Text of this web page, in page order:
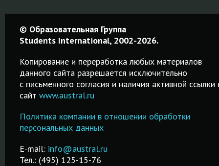
Частные
школы за
рубежом
Среднее
образование в
частных
школах-
пансионах
Великобритании,
Австралии и др.
стран!
Образование
в Новой
Зеландии
Среднее,
профессиональное
образование.
Возможность
после обучения.
за
Удобный
© Образовательная Группа
Students International, 2002-2026.
Копирование и переработка любых материалов
данного сайта разрешается исключительно
c письменного согласия и наличия активной ссылки
сайт www.austral.ru
Политика компании в отношении обработки
персональных данных
E-mail: info@austral.ru
Тел.: (495) 125-15-76